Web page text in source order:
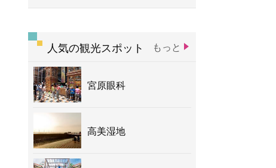
人気の観光スポット もっと
宮原眼科
高美湿地